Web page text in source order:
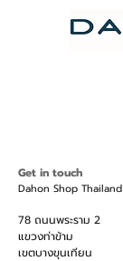
Get in touch
Dahon Shop Thailand
78 ถนนพระราม 2
แขวงท่าข้าม
เขตบางขุนเทียน